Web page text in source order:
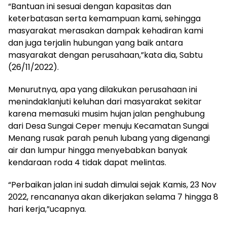
“Bantuan ini sesuai dengan kapasitas dan
keterbatasan serta kemampuan kami, sehingga
masyarakat merasakan dampak kehadiran kami
dan juga terjalin hubungan yang baik antara
masyarakat dengan perusahaan,”kata dia, Sabtu
(26/11/2022).
Menurutnya, apa yang dilakukan perusahaan ini
menindaklanjuti keluhan dari masyarakat sekitar
karena memasuki musim hujan jalan penghubung
dari Desa Sungai Ceper menuju Kecamatan Sungai
Menang rusak parah penuh lubang yang digenangi
air dan lumpur hingga menyebabkan banyak
kendaraan roda 4 tidak dapat melintas.
“Perbaikan jalan ini sudah dimulai sejak Kamis, 23 Nov
2022, rencananya akan dikerjakan selama 7 hingga 8
hari kerja,”ucapnya.